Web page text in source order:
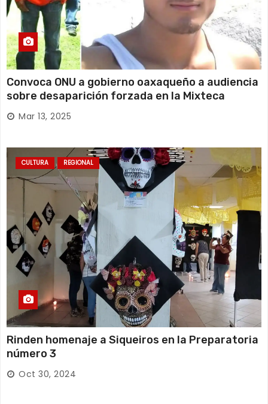
Convoca ONU a gobierno oaxaqueño a audiencia
sobre desaparición forzada en la Mixteca
Mar 13, 2025
CULTURA REGIONAL
Rinden homenaje a Siqueiros en la Preparatoria
número 3
Oct 30, 2024